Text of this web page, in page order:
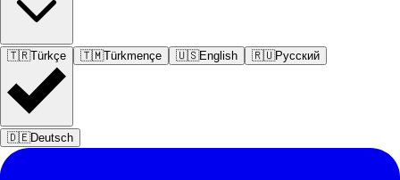
🇹🇷Türkçe 🇹🇲Türkmençe 🇺🇸English 🇷🇺Русский
🇩🇪Deutsch